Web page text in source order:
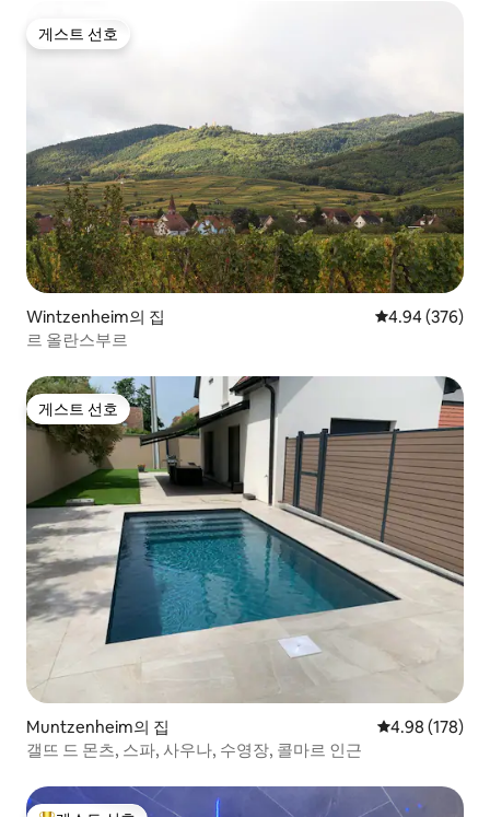
게스트 선호
게스트 선호
Wintzenheim의 집 평점 4.94점(5
4.94 (376)
르 올란스부르
게스트 선호
게스트 선호
Muntzenheim의 집 평점 4.98점(5
4.98 (178)
갤뜨 드 몬츠, 스파, 사우나, 수영장, 콜마르 인근